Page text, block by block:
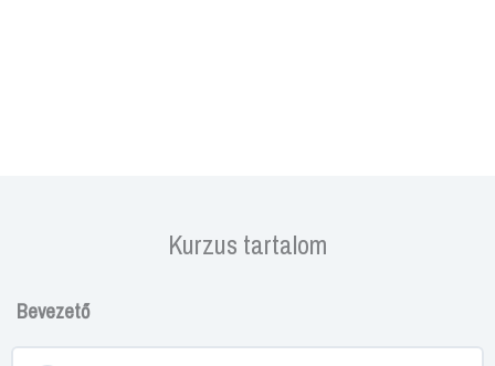
Kurzus tartalom
Bevezető